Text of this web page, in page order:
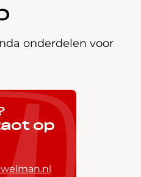
Welman
onderdelen voor
op